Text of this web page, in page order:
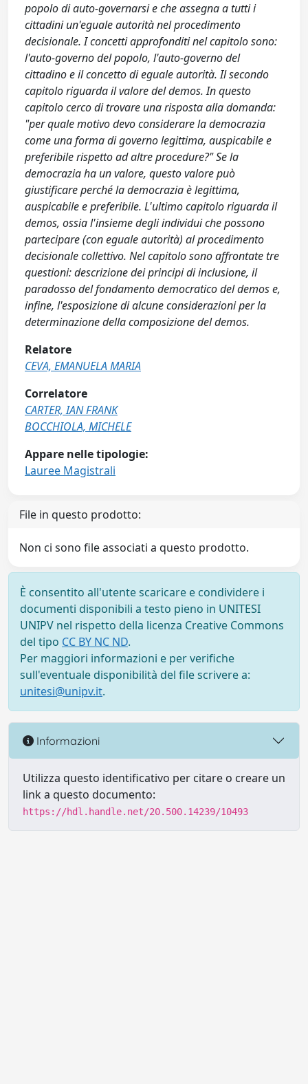
popolo di auto-governarsi e che assegna a tutti i
cittadini un'eguale autorità nel procedimento
decisionale. I concetti approfonditi nel capitolo sono:
l'auto-governo del popolo, l'auto-governo del
cittadino e il concetto di eguale autorità. Il secondo
capitolo riguarda il valore del demos. In questo
capitolo cerco di trovare una risposta alla domanda:
"per quale motivo devo considerare la democrazia
come una forma di governo legittima, auspicabile e
preferibile rispetto ad altre procedure?" Se la
democrazia ha un valore, questo valore può
giustificare perché la democrazia è legittima,
auspicabile e preferibile. L'ultimo capitolo riguarda il
demos, ossia l'insieme degli individui che possono
partecipare (con eguale autorità) al procedimento
decisionale collettivo. Nel capitolo sono affrontate tre
questioni: descrizione dei principi di inclusione, il
paradosso del fondamento democratico del demos e,
infine, l'esposizione di alcune considerazioni per la
determinazione della composizione del demos.
Relatore
CEVA, EMANUELA MARIA
Correlatore
CARTER, IAN FRANK
BOCCHIOLA, MICHELE
Appare nelle tipologie:
Lauree Magistrali
File in questo prodotto:
Non ci sono file associati a questo prodotto.
È consentito all'utente scaricare e condividere i
documenti disponibili a testo pieno in UNITESI
UNIPV nel rispetto della licenza Creative Commons
del tipo CC BY NC ND.
Per maggiori informazioni e per verifiche
sull'eventuale disponibilità del file scrivere a:
unitesi@unipv.it.
Informazioni
Utilizza questo identificativo per citare o creare un
link a questo documento:
https://hdl.handle.net/20.500.14239/10493